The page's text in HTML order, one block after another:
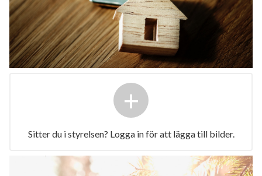
+
Sitter du i styrelsen? Logga in för att lägga till bilder.